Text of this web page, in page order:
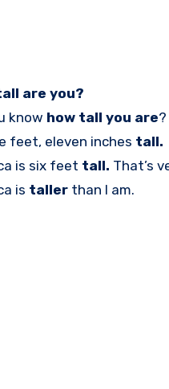
are you?
know how tall you are?
feet, eleven inches tall.
is six feet tall. That’s
is tallerthan I am.